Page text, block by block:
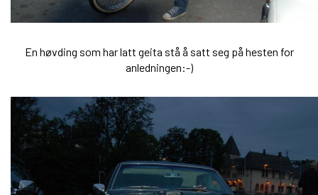
En høvding som har latt geita stå å satt seg på hesten for
anledningen:-)